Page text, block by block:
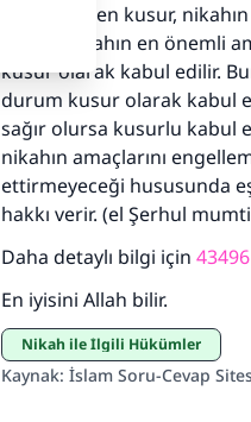
“Kabul edilen kusur,
Bunlar nikahın en önemli
kusur olarak kabul edilir.
durum kusur olarak kabul
sağır olursa kusurlu kabul
nikahın amaçlarını
ettirmeyeceği hususunda
hakkı verir. (el Şerhul
Daha detaylı bilgi için 43496
En iyisini Allah bilir.
Nikah ile İlgili Hükümler
Kaynak: İslam Soru-Cevap
110845
Her kim bir